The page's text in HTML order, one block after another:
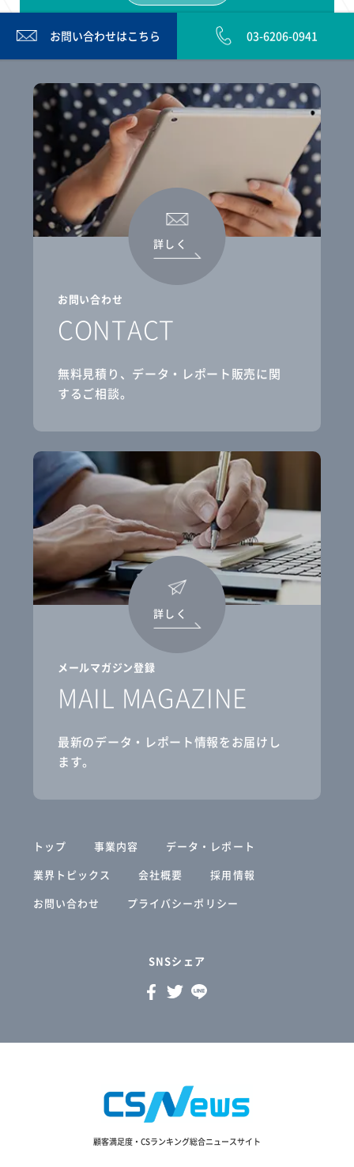
お問い合わせはこちら 03-6206-0941
お問い合わせ
CONTACT
無料見積り、データ・レポート販売に関
するご相談。
詳しく
メールマガジン登録
MAIL MAGAZINE
最新のデータ・レポート情報をお届けし
ます。
詳しく
トップ 事業内容
データ・レポート
業界トピックス
会社概要
採用情報
お問い合わせ
プライバシーポリシー
SNSシェア
顧客満足度・CSランキング総合ニュースサイト